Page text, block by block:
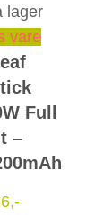
lager
vare
flere
Full
–
,-